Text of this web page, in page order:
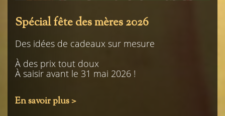
Spécial fête des mères 2026
Des idées de cadeaux sur mesure
À des prix tout doux
À saisir avant le 31 mai 2026 !
En savoir plus >